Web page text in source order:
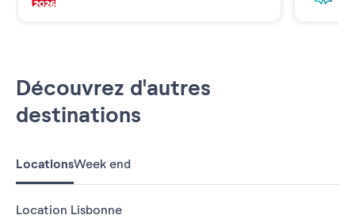
Découvrez d'autres
destinations
LocationsWeek end
Location Lisbonne